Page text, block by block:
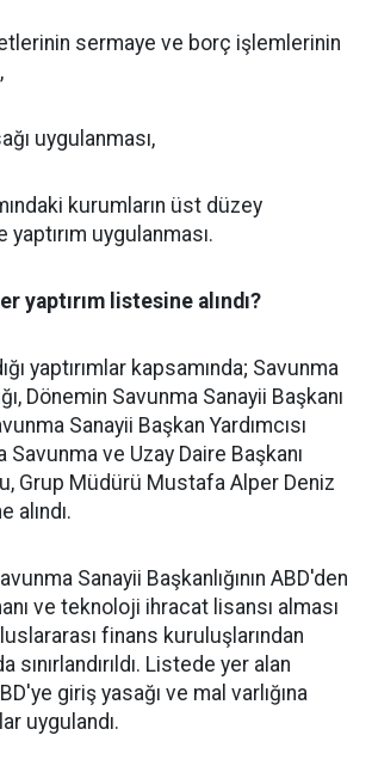
sermaye ve borç işlemlerinin
uygulanması,
kurumların üst düzey
uygulanması.
yaptırım listesine alındı?
yaptırımlar kapsamında; Savunma
Dönemin Savunma Sanayii Başkanı
Sanayii Başkan Yardımcısı
Savunma ve Uzay Daire Başkanı
Grup Müdürü Mustafa Alper Deniz
alındı.
Sanayii Başkanlığının ABD'den
ve teknoloji ihracat lisansı alması
finans kuruluşlarından
sınırlandırıldı. Listede yer alan
giriş yasağı ve mal varlığına
uygulandı.